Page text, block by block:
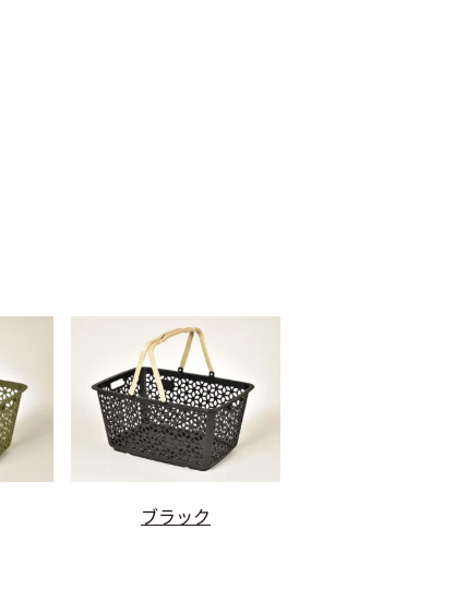
ブラック